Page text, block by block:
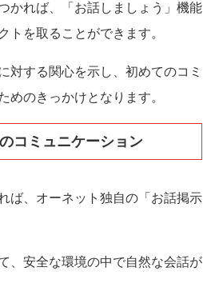
かれば、「お話しましょう」機能
トを取ることができます。
対する関心を示し、初めてのコミ
めのきっかけとなります。
コミュニケーション
ば、オーネット独自の「お話掲示
、安全な環境の中で自然な会話が